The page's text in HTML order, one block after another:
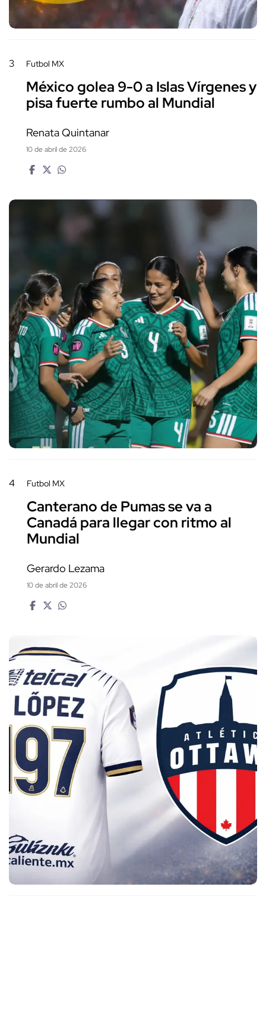
3 Futbol MX
México golea 9-0 a Islas Vírgenes y
pisa fuerte rumbo al Mundial
Renata Quintanar
10 de abril de 2026
4 Futbol MX
Canterano de Pumas se va a
Canadá para llegar con ritmo al
Mundial
Gerardo Lezama
10 de abril de 2026